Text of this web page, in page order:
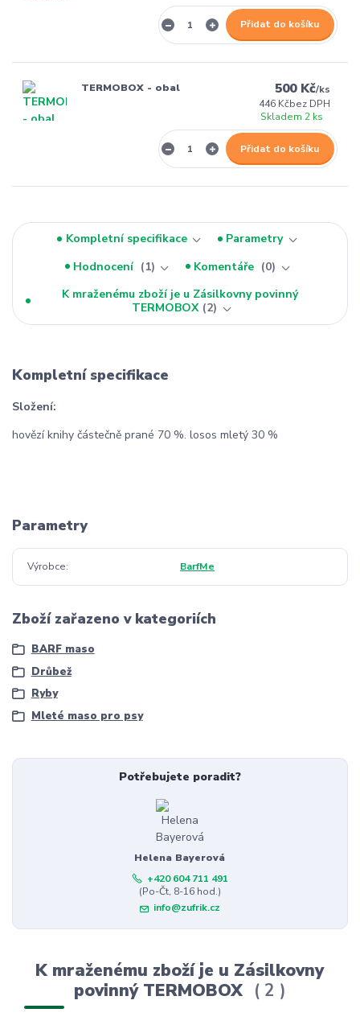
Přidat do košíku
TERMOBOX - obal 500 Kč/ks
446 Kčbez DPH
Skladem 2 ks
Přidat do košíku
Kompletní specifikace
Parametry
Hodnocení
1 Komentáře
0
K mraženému zboží je u Zásilkovny povinný
TERMOBOX 2
Kompletní specifikace
Složení:
hovězí knihy částečně prané 70 %. losos mletý 30 %
Parametry
Výrobce BarfMe
Zboží zařazeno v kategoriích
BARF maso
Drůbež
Ryby
Mleté maso pro psy
Potřebujete poradit?
Helena Bayerová
+420 604 711 491
(Po-Čt, 8-16 hod.)
info@zufrik.cz
K mraženému zboží je u Zásilkovny
povinný TERMOBOX
2